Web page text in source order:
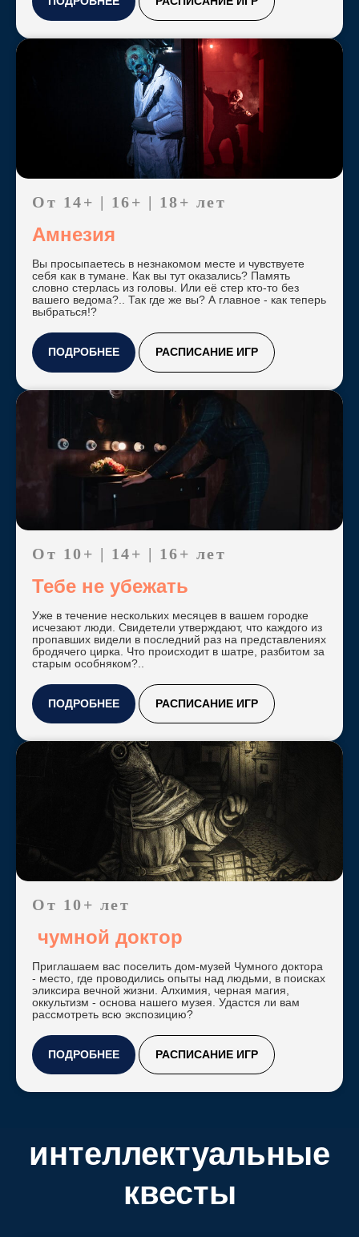
От 14+ | 16+ | 18+ лет
Амнезия
Вы просыпаетесь в незнакомом месте и чувствуете
себя как в тумане. Как вы тут оказались? Память
словно стерлась из головы. Или её стер кто-то без
вашего ведома?.. Так где же вы? А главное - как теперь
выбраться!?
ПОДРОБНЕЕ РАСПИСАНИЕ ИГР
От 10+ | 14+ | 16+ лет
Тебе не убежать
Уже в течение нескольких месяцев в вашем городке
исчезают люди. Свидетели утверждают, что каждого из
пропавших видели в последний раз на представлениях
бродячего цирка. Что происходит в шатре, разбитом за
старым особняком?..
ПОДРОБНЕЕ РАСПИСАНИЕ ИГР
От 10+ лет
чумной доктор
Приглашаем вас поселить дом-музей Чумного доктора
- место, где проводились опыты над людьми, в поисках
эликсира вечной жизни. Алхимия, черная магия,
оккультизм - основа нашего музея. Удастся ли вам
рассмотреть всю экспозицию?
ПОДРОБНЕЕ РАСПИСАНИЕ ИГР
интеллектуальные
квесты